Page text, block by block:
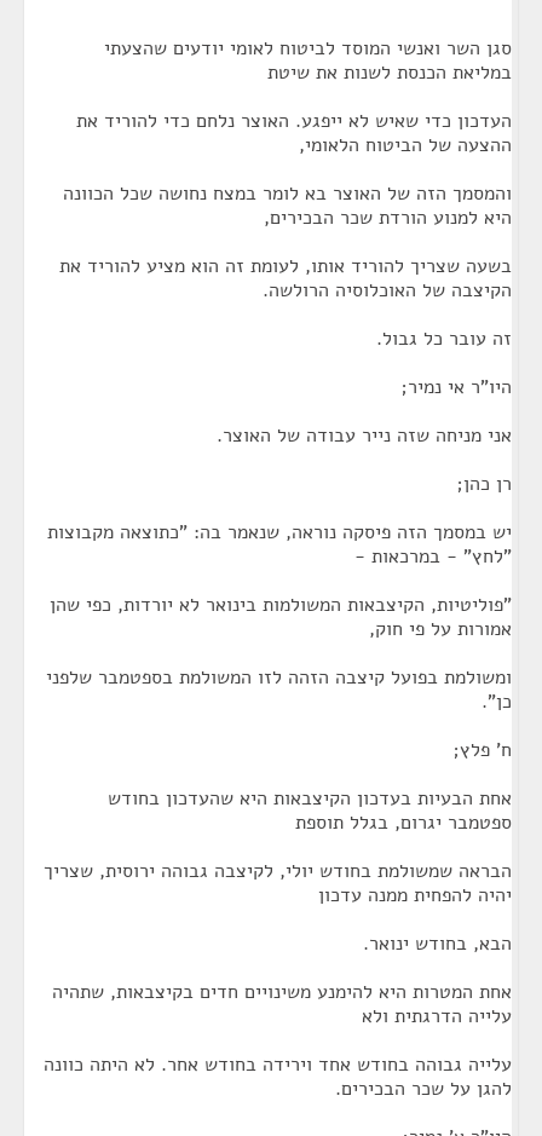
סגן השר ואנשי המוסד לביטוח לאומי יודעים שהצעתי
במליאת הכנסת לשנות את שיטת
העדכון כדי שאיש לא ייפגע. האוצר נלחם כדי להוריד את
ההצעה של הביטוח הלאומי,
והמסמך הזה של האוצר בא לומר במצח נחושה שכל הכוונה
היא למנוע הורדת שכר הבכירים,
בשעה שצריך להוריד אותו, לעומת זה הוא מציע להוריד את
הקיצבה של האוכלוסיה הרולשה.
זה עובר כל גבול.
היו"ר אי נמיר;
אני מניחה שזה נייר עבודה של האוצר.
רן כהן;
יש במסמך הזה פיסקה נוראה, שנאמר בה: "כתוצאה מקבוצות
"לחץ" - במרכאות -
"פוליטיות, הקיצבאות המשולמות בינואר לא יורדות, כפי שהן
אמורות על פי חוק,
ומשולמת בפועל קיצבה הזהה לזו המשולמת בספטמבר שלפני
כן".
ח' פלץ;
אחת הבעיות בעדכון הקיצבאות היא שהעדכון בחודש
ספטמבר יגרום, בגלל תוספת
הבראה שמשולמת בחודש יולי, לקיצבה גבוהה ירוסית, שצריך
יהיה להפחית ממנה עדכון
הבא, בחודש ינואר.
אחת המטרות היא להימנע משינויים חדים בקיצבאות, שתהיה
עלייה הדרגתית ולא
עלייה גבוהה בחודש אחד וירידה בחודש אחר. לא היתה כוונה
להגן על שכר הבכירים.